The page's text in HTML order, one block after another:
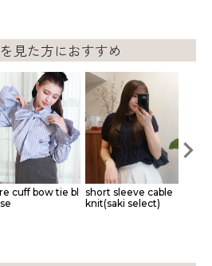
見た方におすすめ
cuff bow tie bl
short sleeve cable
knit(saki select)